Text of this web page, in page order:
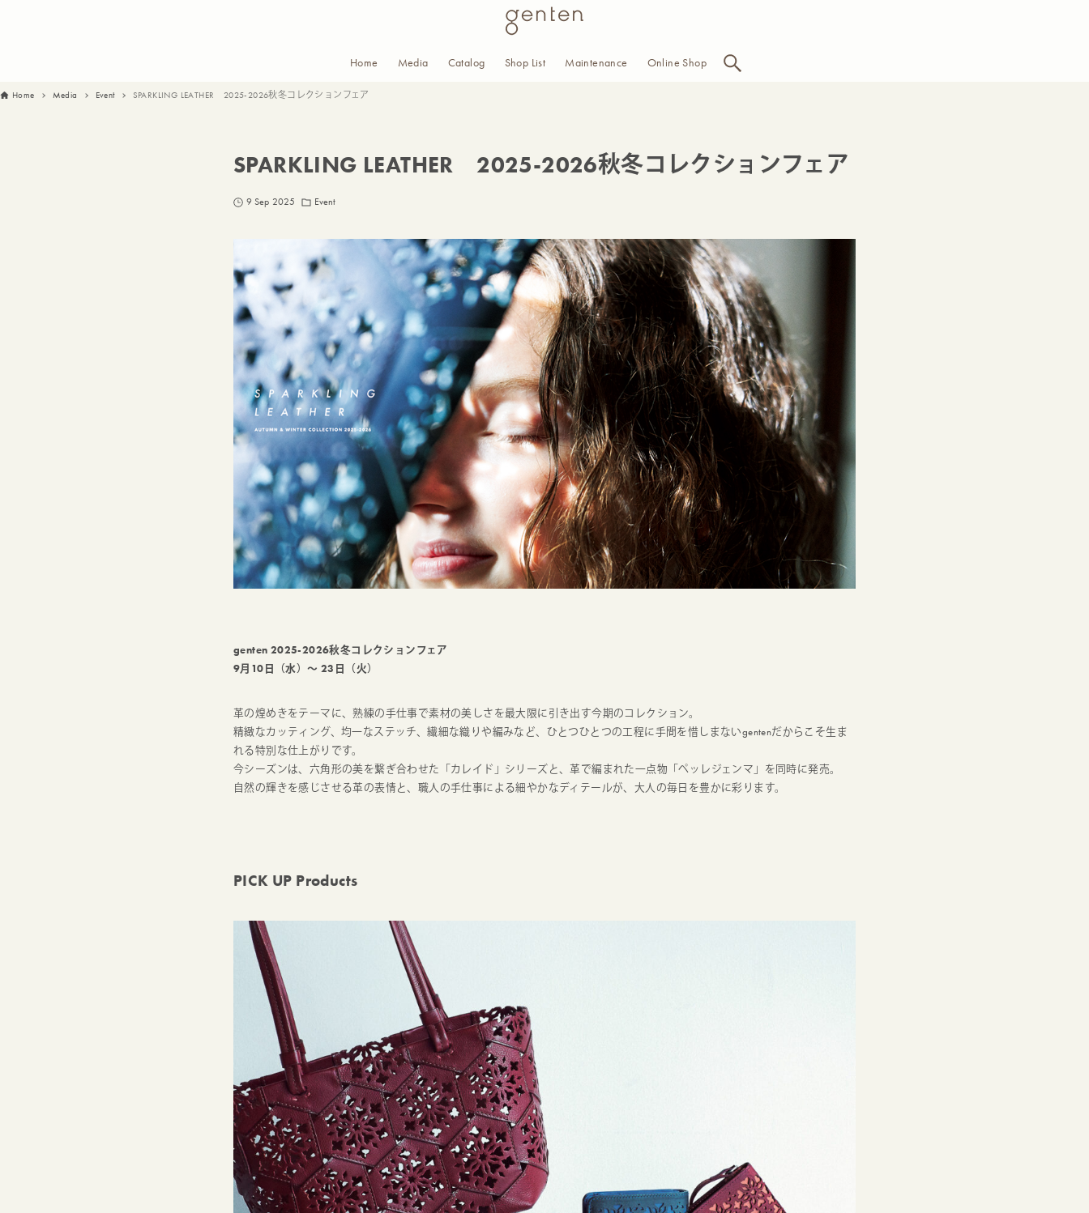
Home Media Catalog Shop List Maintenance Online Shop
Home Media Event SPARKLING LEATHER 2025-2026秋冬コレクションフェア
SPARKLING LEATHER 2025-2026秋冬コレクションフェア
9 Sep 2025 Event
genten 2025-2026秋冬コレクションフェア
9月10日（水）～ 23日（火）
革の煌めきをテーマに、熟練の手仕事で素材の美しさを最大限に引き出す今期のコレクション。
精緻なカッティング、均一なステッチ、繊細な織りや編みなど、ひとつひとつの工程に手間を惜しまないgentenだからこそ生ま
れる特別な仕上がりです。
今シーズンは、六角形の美を繋ぎ合わせた「カレイド」シリーズと、革で編まれた一点物「ペッレジェンマ」を同時に発売。
自然の輝きを感じさせる革の表情と、職人の手仕事による細やかなディテールが、大人の毎日を豊かに彩ります。
PICK UP Products